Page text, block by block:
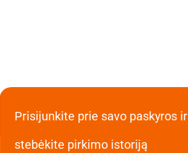
Prisijunkite prie savo paskyros ir
stebėkite pirkimo istoriją